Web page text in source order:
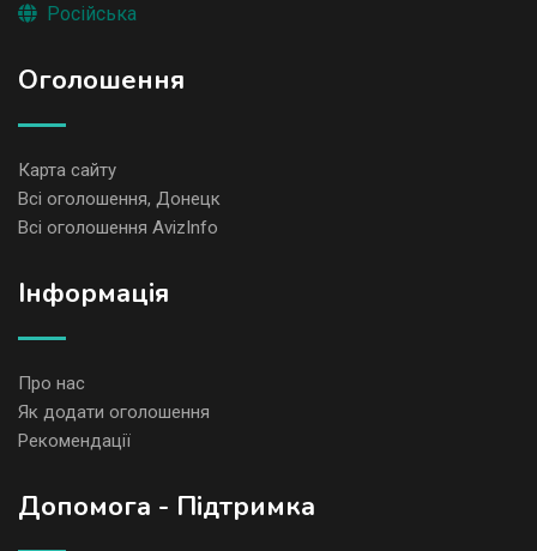
Російська
Оголошення
Карта сайту
Всі оголошення, Донецк
Всі оголошення AvizInfo
Iнформація
Про нас
Як додати оголошення
Рекомендації
Допомога - Підтримка